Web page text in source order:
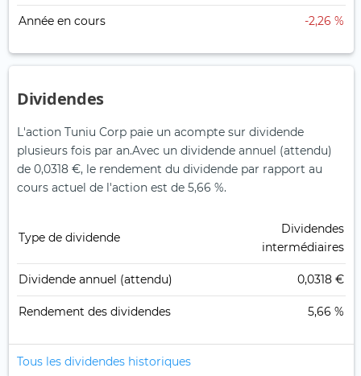
Année en cours -2,26 %
Dividendes
L'action Tuniu Corp paie un acompte sur dividende
plusieurs fois par an.Avec un dividende annuel (attendu)
de 0,0318 €, le rendement du dividende par rapport au
cours actuel de l'action est de 5,66 %.
Type de dividende
Dividendes
intermédiaires
Dividende annuel (attendu) 0,0318 €
Rendement des dividendes 5,66 %
Tous les dividendes historiques